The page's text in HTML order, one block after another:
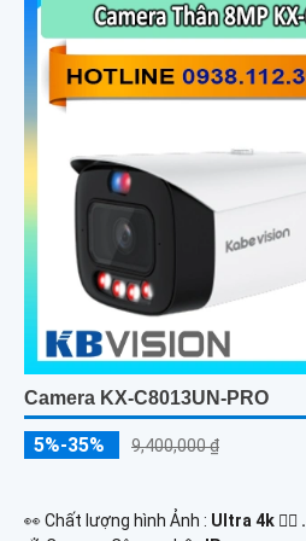
Camera KX-C8013UN-PRO
5%-35% 9,400,000 ₫
️👀 Chất lượng hình Ảnh : Ultra 4k 👍🏾 .